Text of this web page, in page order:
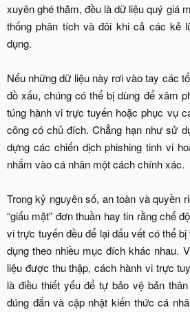
xuyên ghé thăm, đều là dữ liệu quý giá
thống phân tích và đôi khi cả các kẻ
dụng.
Nếu những dữ liệu này rơi vào tay các
đồ xấu, chúng có thể bị dùng để xâm
túng hành vi trực tuyến hoặc phục vụ
công có chủ đích. Chẳng hạn như sử
dựng các chiến dịch phishing tinh vi
nhắm vào cá nhân một cách chính xác.
Trong kỷ nguyên số, an toàn và quyền
“giấu mặt” đơn thuần hay tin rằng chế
vi trực tuyến đều để lại dấu vết có thể
dụng theo nhiều mục đích khác nhau.
liệu được thu thập, cách hành vi trực
là điều thiết yếu để tự bảo vệ bản
đúng đắn và cập nhật kiến thức cá